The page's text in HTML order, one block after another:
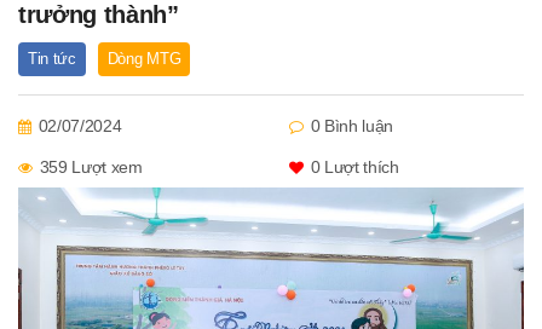
trưởng thành”
Tin tức Dòng MTG
02/07/2024 0 Bình luận
359 Lượt xem 0Lượt thích